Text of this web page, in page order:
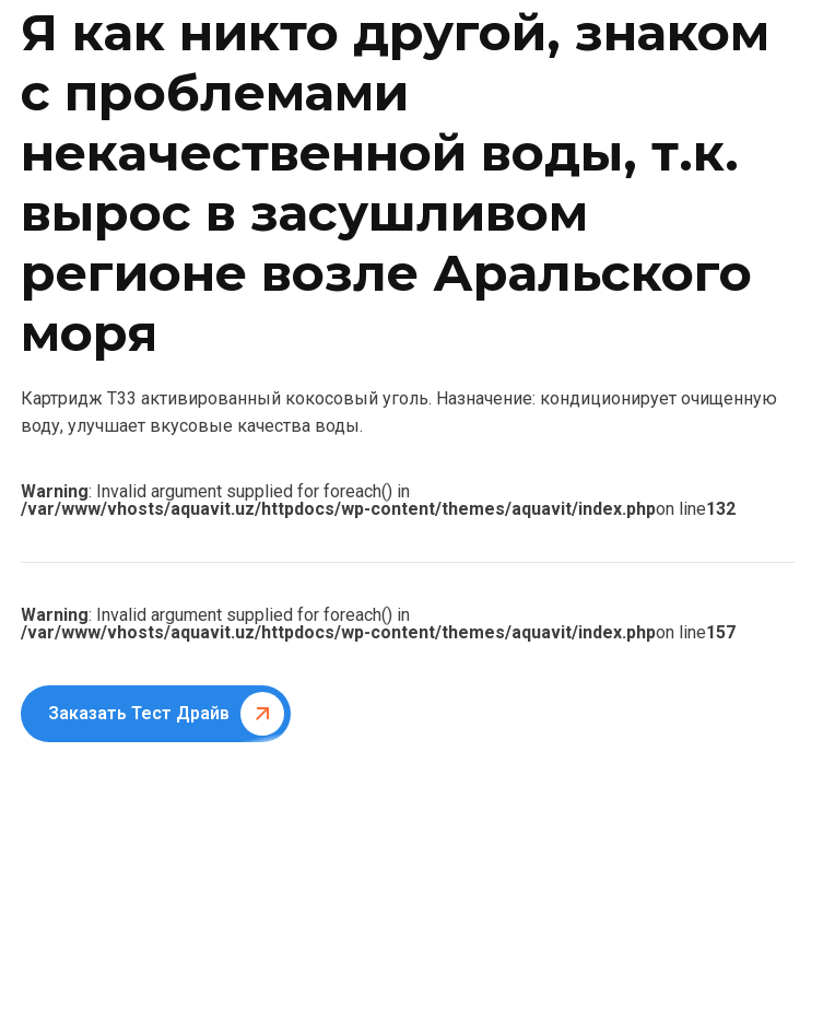
Я как никто другой, знаком
c проблемами
некачественной воды, т.к.
вырос в засушливом
регионе возле Аральского
моря
Картридж T33 активированный кокосовый уголь. Назначение: кондиционирует очищенную
воду, улучшает вкусовые качества воды.
Warning: Invalid argument supplied for foreach() in
/var/www/vhosts/aquavit.uz/httpdocs/wp-content/themes/aquavit/index.phpon line132
Warning: Invalid argument supplied for foreach() in
/var/www/vhosts/aquavit.uz/httpdocs/wp-content/themes/aquavit/index.phpon line157
Заказать Тест Драйв